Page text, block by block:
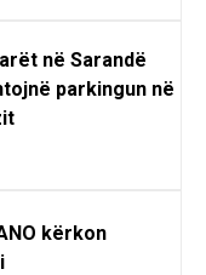
në Sarandë
parkingun në
kërkon